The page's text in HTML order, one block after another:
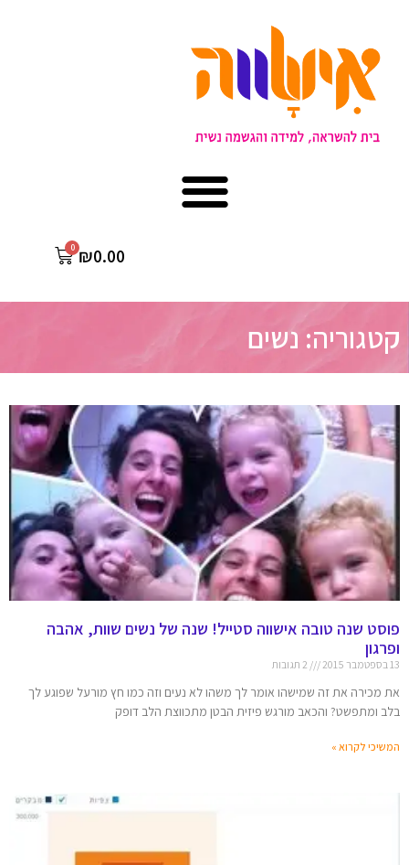
₪0.00
קטגוריה: נשים
פוסט שנה טובה אישווה סטייל! שנה של נשים שוות, אהבה
ופרגון
13 בספטמבר 2015
את מכירה את זה שמישהו אומר לך משהו לא נעים וזה כמו חץ מורעל שפוגע לך
בלב ומתפשט? והכאב מורגש פיזית הבטן מתכווצת הלב דופק
המשיכי לקרוא »